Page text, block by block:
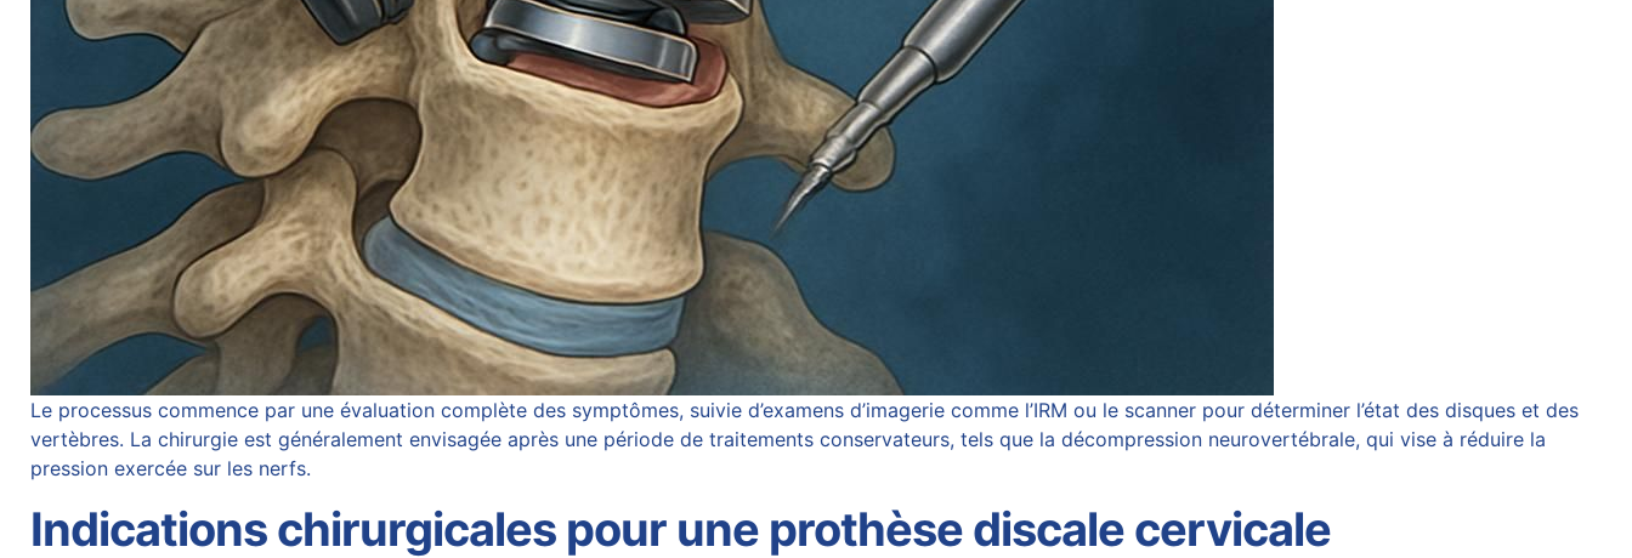
Le processus commence par une évaluation complète des symptômes, suivie d’examens d’imagerie comme l’IRM ou le scanner pour déterminer l’état des disques et des
vertèbres. La chirurgie est généralement envisagée après une période de traitements conservateurs, tels que ladécompression neurovertébrale, qui vise à réduire la
pression exercée sur les nerfs.
Indications chirurgicales pour une prothèse discale cervicale